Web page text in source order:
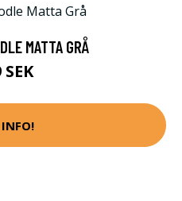
MATTA GRÅ
INFO!